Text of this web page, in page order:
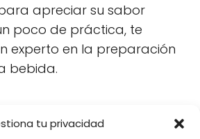
tu privacidad
apreciar su sabor
poco de práctica, te
experto en la preparación
bebida.
las propiedades